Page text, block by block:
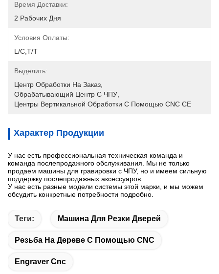
Время Доставки:
2 Рабочих Дня
Условия Оплаты:
L/C,T/T
Выделить:
Центр Обработки На Заказ
Обрабатывающий Центр С ЧПУ
Центры Вертикальной Обработки С Помощью CNC CE
Характер Продукции
У нас есть профессиональная техническая команда и
команда послепродажного обслуживания. Мы не только
продаем машины для гравировки с ЧПУ, но и имеем сильную
поддержку послепродажных аксессуаров.
У нас есть разные модели системы этой марки, и мы можем
обсудить конкретные потребности подробно.
Теги: Машина Для Резки Дверей
Резьба На Дереве С Помощью CNC
Engraver Cnc